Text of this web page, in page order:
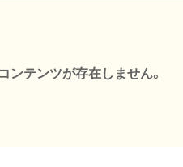
ンテンツが存在しません。